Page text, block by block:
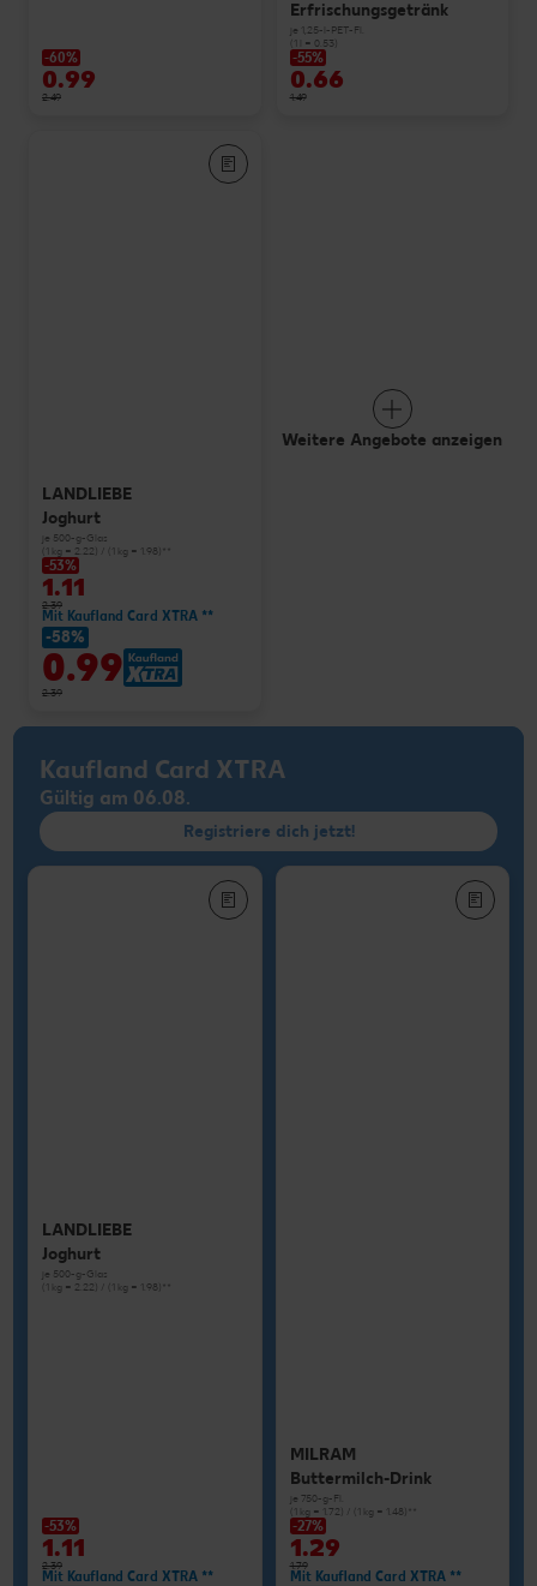
-60%
0.99
2.49
Erfrischungsgetränk
je 1,25-l-PET-Fl.
(1 l = 0.53)
-55%
0.66
1.49
LANDLIEBE
Joghurt
je 500-g-Glas
(1 kg = 2.22) / (1 kg = 1.98)**
-53%
1.11
2.39
Mit Kaufland Card XTRA **
-58%
0.99
2.39
Weitere Angebote anzeigen
Kaufland Card XTRA
Gültig am 06.08.
Registriere dich jetzt!
LANDLIEBE
Joghurt
je 500-g-Glas
(1 kg = 2.22) / (1 kg = 1.98)**
-53%
1.11
2.39
Mit Kaufland Card XTRA **
MILRAM
Buttermilch-Drink
je 750-g-Fl.
(1 kg = 1.72) / (1 kg = 1.48)**
-27%
1.29
1.79
Mit Kaufland Card XTRA **